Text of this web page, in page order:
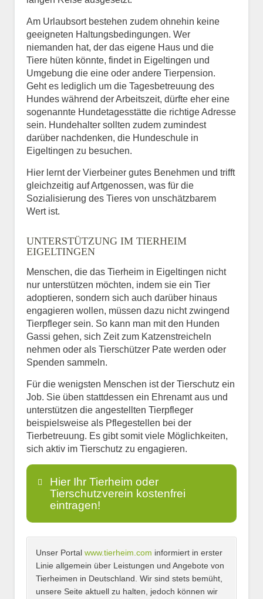
Am Urlaubsort bestehen zudem ohnehin keine
geeigneten Haltungsbedingungen. Wer
niemanden hat, der das eigene Haus und die
Tiere hüten könnte, findet in Eigeltingen und
Umgebung die eine oder andere Tierpension.
Geht es lediglich um die Tagesbetreuung des
Hundes während der Arbeitszeit, dürfte eher eine
sogenannte Hundetagesstätte die richtige Adresse
sein. Hundehalter sollten zudem zumindest
darüber nachdenken, die Hundeschule in
Eigeltingen zu besuchen.
Hier lernt der Vierbeiner gutes Benehmen und trifft
gleichzeitig auf Artgenossen, was für die
Sozialisierung des Tieres von unschätzbarem
Wert ist.
UNTERSTÜTZUNG IM TIERHEIM
EIGELTINGEN
Menschen, die das Tierheim in Eigeltingen nicht
nur unterstützen möchten, indem sie ein Tier
adoptieren, sondern sich auch darüber hinaus
engagieren wollen, müssen dazu nicht zwingend
Tierpfleger sein. So kann man mit den Hunden
Gassi gehen, sich Zeit zum Katzenstreicheln
nehmen oder als Tierschützer Pate werden oder
Spenden sammeln.
Für die wenigsten Menschen ist der Tierschutz ein
Job. Sie üben stattdessen ein Ehrenamt aus und
unterstützen die angestellten Tierpfleger
beispielsweise als Pflegestellen bei der
Tierbetreuung. Es gibt somit viele Möglichkeiten,
sich aktiv im Tierschutz zu engagieren.
Hier Ihr Tierheim oder
Tierschutzverein kostenfrei
eintragen!
Name*
Unser Portal www.tierheim.com informiert in erster
Linie allgemein über Leistungen und Angebote von
Tierheimen in Deutschland. Wir sind stets bemüht,
unsere Seite aktuell zu halten, jedoch können wir